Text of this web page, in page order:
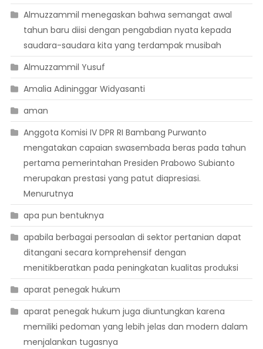
Almuzzammil menegaskan bahwa semangat awal
tahun baru diisi dengan pengabdian nyata kepada
saudara-saudara kita yang terdampak musibah
Almuzzammil Yusuf
Amalia Adininggar Widyasanti
aman
Anggota Komisi IV DPR RI Bambang Purwanto
mengatakan capaian swasembada beras pada tahun
pertama pemerintahan Presiden Prabowo Subianto
merupakan prestasi yang patut diapresiasi.
Menurutnya
apa pun bentuknya
apabila berbagai persoalan di sektor pertanian dapat
ditangani secara komprehensif dengan
menitikberatkan pada peningkatan kualitas produksi
aparat penegak hukum
aparat penegak hukum juga diuntungkan karena
memiliki pedoman yang lebih jelas dan modern dalam
menjalankan tugasnya